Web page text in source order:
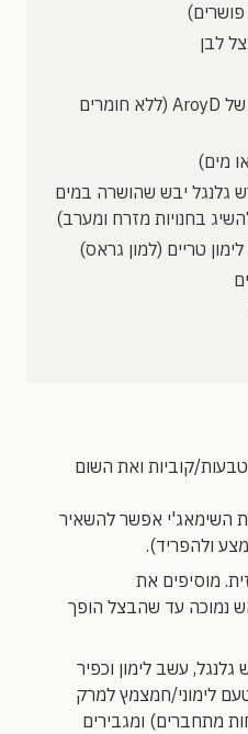
לבן
חלב קוקוס של AroyD (ללא חומרים
מים)
גלנגל יבש שהושרה במים
בחנויות מזרח ומערב)
טריים (למון גראס)
קוביות ואת השום
השימאג'י אפשר להשאיר
ולהפריד).
מוסיפים את
נמוכה עד שהבצל הופך
עשב לימון וכפיר
טעם לימוני/חמצמץ למרק
מתחברים) ומגבירים